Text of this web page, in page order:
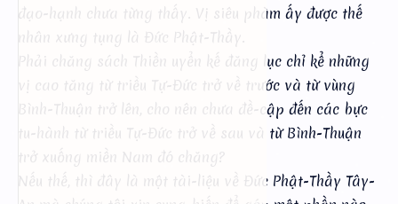
đạo-hạnh chưa từng thấy. Vị siêu phàm ấy được thế
nhân xưng tụng là Đức Phật-Thầy.
Phải chăng sách Thiền uyển kế đăng lục chỉ kể những
vị cao tăng từ triều Tự-Đức trở về trước và từ vùng
Bình-Thuận trở lên, cho nên chưa đề-cập đến các bực
tu-hành từ triều Tự-Đức trở về sau và từ Bình-Thuận
trở xuống miền Nam đó chăng?
Nếu thế, thì đây là một tài-liệu về Đức Phật-Thầy Tây-